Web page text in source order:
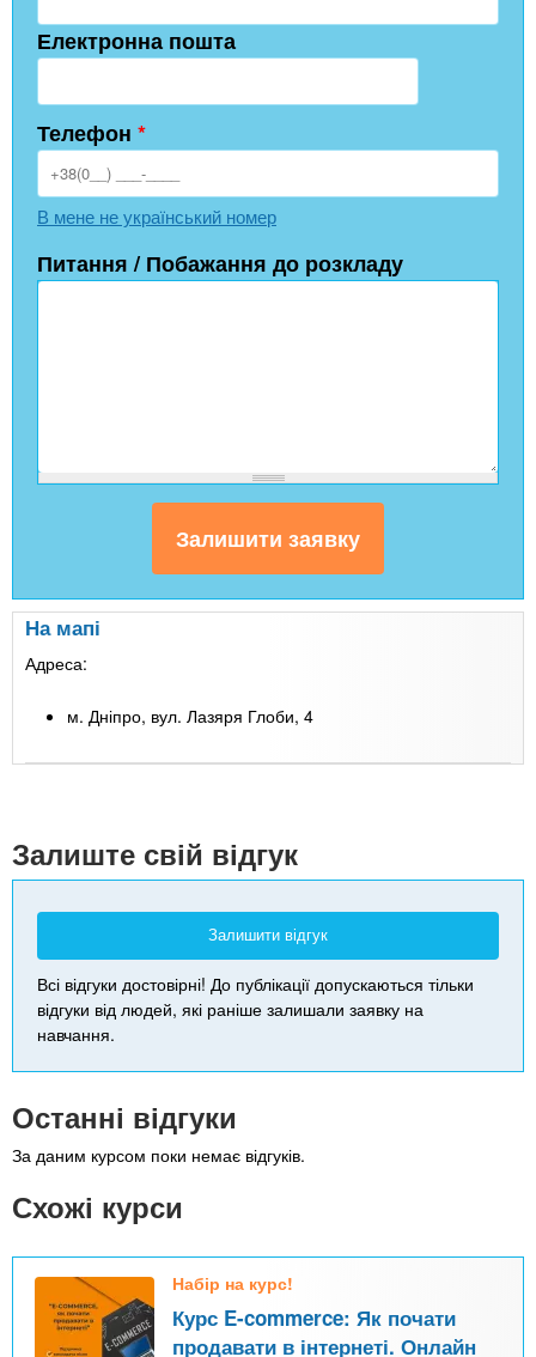
Електронна пошта
Телефон *
В мене не український номер
Питання / Побажання до розкладу
На мапі
Адреса:
м. Дніпро, вул. Лазяря Глоби, 4
Залиште свій відгук
Залишити відгук
Всі відгуки достовірні! До публікації допускаються тільки
відгуки від людей, які раніше залишали заявку на
навчання.
Останні відгуки
За даним курсом поки немає відгуків.
Схожі курси
Набір на курс!
Курс E-commerce: Як почати
продавати в інтернеті. Онлайн